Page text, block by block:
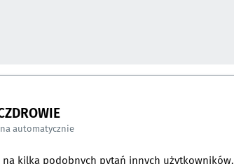
automatycznie
kilka podobnych pytań innych użytkowników.